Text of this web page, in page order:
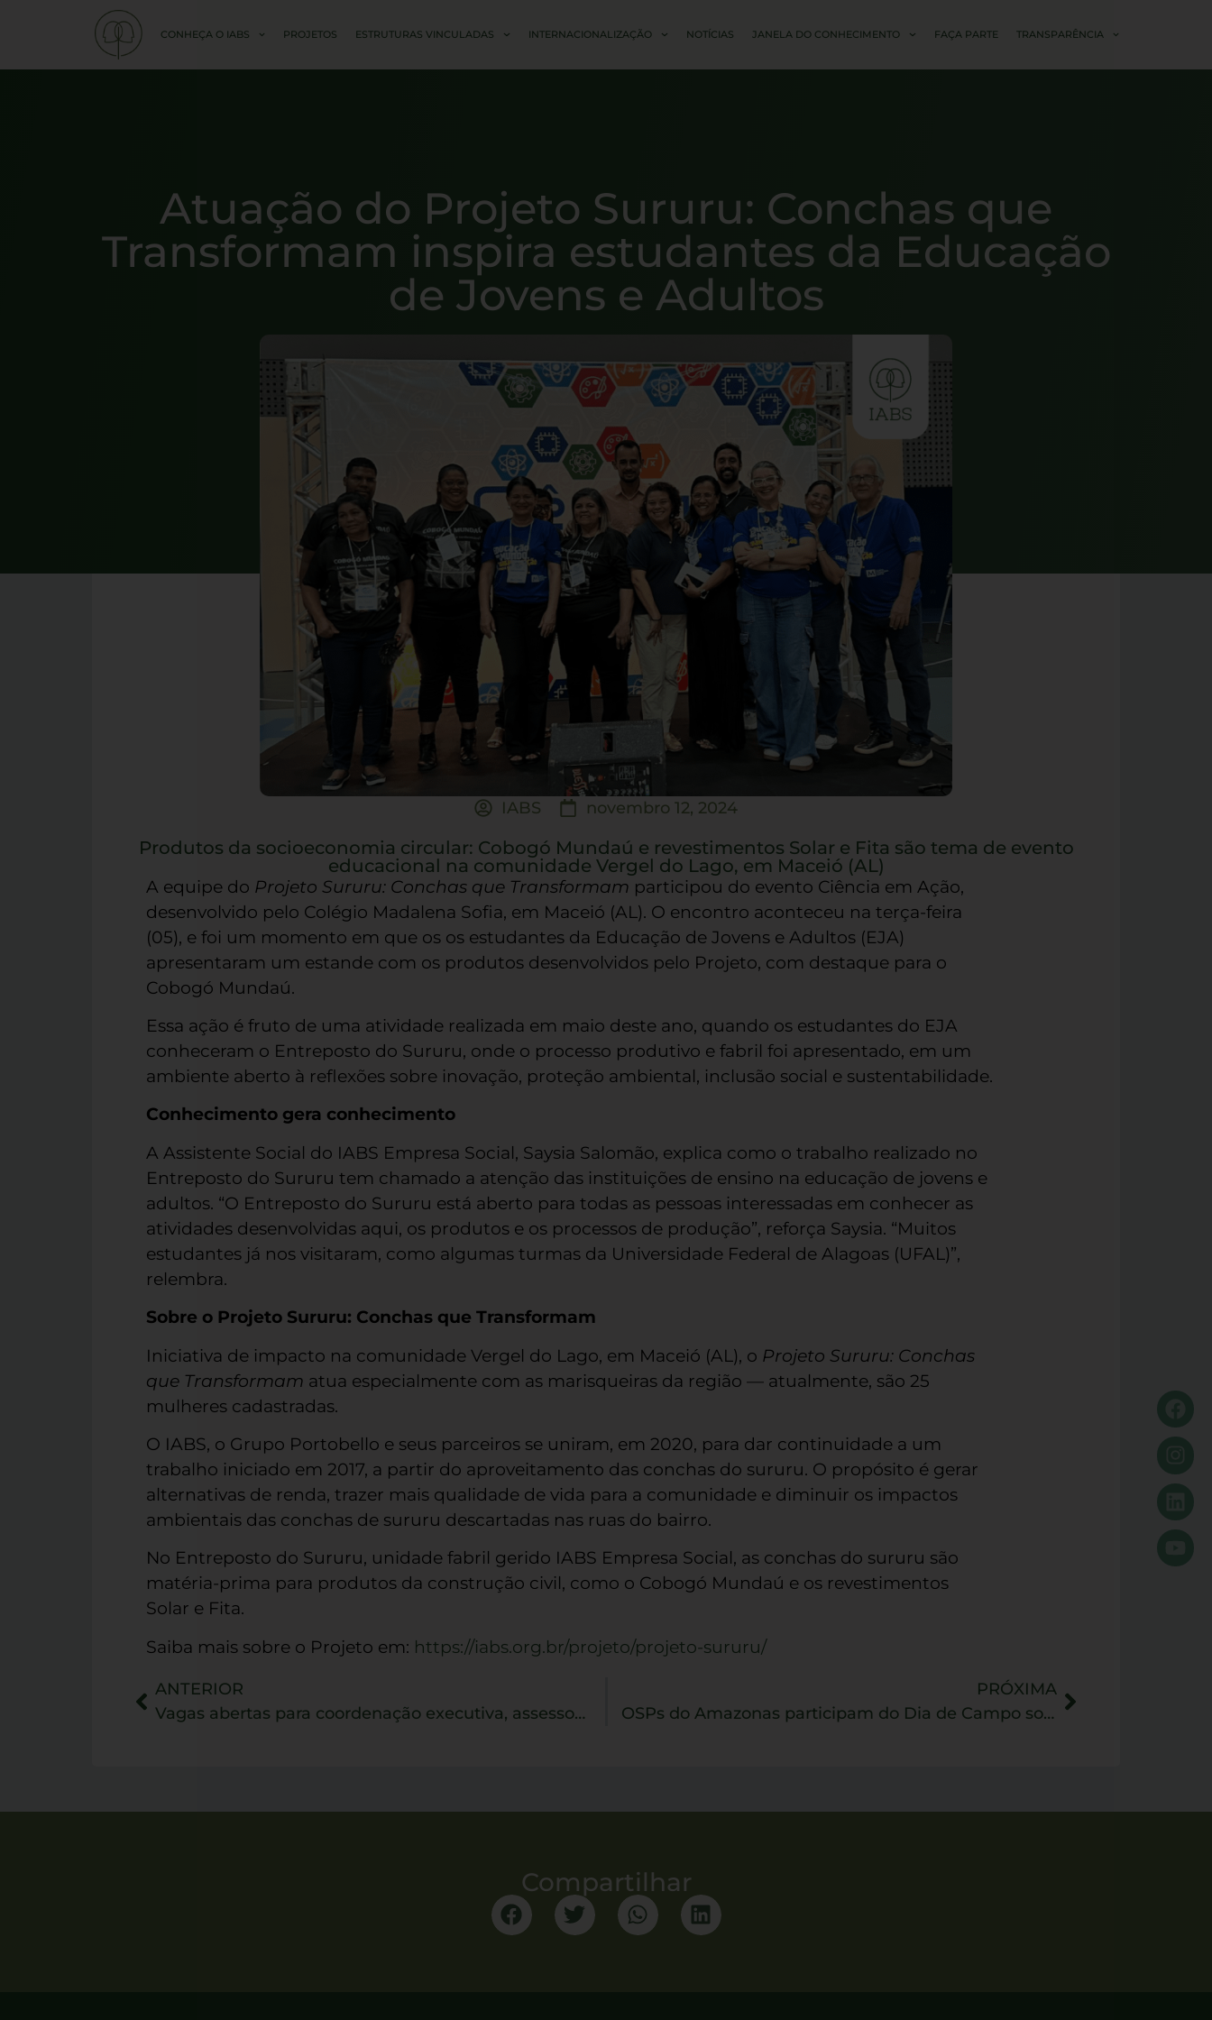
CONHEÇA O IABS PROJETOS ESTRUTURAS VINCULADAS INTERNACIONALIZAÇÃO NOTÍCIAS JANELA DO CONHECIMENTO FAÇA PARTE TRANSPARÊNCIA
Atuação do Projeto Sururu: Conchas que
Transformam inspira estudantes da Educação
de Jovens e Adultos
IABS novembro 12, 2024
Produtos da socioeconomia circular: Cobogó Mundaú e revestimentos Solar e Fita são tema de evento
educacional na comunidade Vergel do Lago, em Maceió (AL)
A equipe do Projeto Sururu: Conchas que Transformam participou do evento Ciência em Ação,
desenvolvido pelo Colégio Madalena Sofia, em Maceió (AL). O encontro aconteceu na terça-feira
(05), e foi um momento em que os os estudantes da Educação de Jovens e Adultos (EJA)
apresentaram um estande com os produtos desenvolvidos pelo Projeto, com destaque para o
Cobogó Mundaú.
Essa ação é fruto de uma atividade realizada em maio deste ano, quando os estudantes do EJA
conheceram o Entreposto do Sururu, onde o processo produtivo e fabril foi apresentado, em um
ambiente aberto à reflexões sobre inovação, proteção ambiental, inclusão social e sustentabilidade.
Conhecimento gera conhecimento
A Assistente Social do IABS Empresa Social, Saysia Salomão, explica como o trabalho realizado no
Entreposto do Sururu tem chamado a atenção das instituições de ensino na educação de jovens e
adultos. “O Entreposto do Sururu está aberto para todas as pessoas interessadas em conhecer as
atividades desenvolvidas aqui, os produtos e os processos de produção”, reforça Saysia. “Muitos
estudantes já nos visitaram, como algumas turmas da Universidade Federal de Alagoas (UFAL)”,
relembra.
Sobre o Projeto Sururu: Conchas que Transformam
Iniciativa de impacto na comunidade Vergel do Lago, em Maceió (AL), o Projeto Sururu: Conchas
que Transformam atua especialmente com as marisqueiras da região — atualmente, são 25
mulheres cadastradas.
O IABS, o Grupo Portobello e seus parceiros se uniram, em 2020, para dar continuidade a um
trabalho iniciado em 2017, a partir do aproveitamento das conchas do sururu. O propósito é gerar
alternativas de renda, trazer mais qualidade de vida para a comunidade e diminuir os impactos
ambientais das conchas de sururu descartadas nas ruas do bairro.
No Entreposto do Sururu, unidade fabril gerido IABS Empresa Social, as conchas do sururu são
matéria-prima para produtos da construção civil, como o Cobogó Mundaú e os revestimentos
Solar e Fita.
Saiba mais sobre o Projeto em: https://iabs.org.br/projeto/projeto-sururu/
ANTERIOR
Vagas abertas para coordenação executiva, assessoria de fortalecimento de OSP e assessoria de campo
PRÓXIMA
OSPs do Amazonas participam do Dia de Campo sobre manejo e segurança na coleta da castanha
Compartilhar